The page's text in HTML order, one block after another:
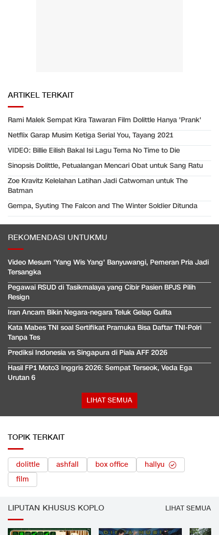
ARTIKEL TERKAIT
Rami Malek Sempat Kira Tawaran Film Dolittle Hanya 'Prank'
Netflix Garap Musim Ketiga Serial You, Tayang 2021
VIDEO: Billie Eilish Bakal Isi Lagu Tema No Time to Die
Sinopsis Dolittle, Petualangan Mencari Obat untuk Sang Ratu
Zoe Kravitz Kelelahan Latihan Jadi Catwoman untuk The
Batman
Gempa, Syuting The Falcon and The Winter Soldier Ditunda
REKOMENDASI UNTUKMU
Video Mesum 'Yang Wis Yang' Banyuwangi, Pemeran Pria Jadi
Tersangka
Pegawai RSUD di Tasikmalaya yang Cibir Pasien BPJS Pilih
Resign
Iran Ancam Bikin Negara-negara Teluk Gelap Gulita
Kata Mabes TNI soal Sertifikat Pramuka Bisa Daftar TNI-Polri
Tanpa Tes
Prediksi Indonesia vs Singapura di Piala AFF 2026
Hasil FP1 Moto3 Inggris 2026: Sempat Terseok, Veda Ega
Urutan 6
LIHAT SEMUA
TOPIK TERKAIT
dolittle ashfall box office
hallyu
film
LIPUTAN KHUSUS KOPLO LIHAT SEMUA